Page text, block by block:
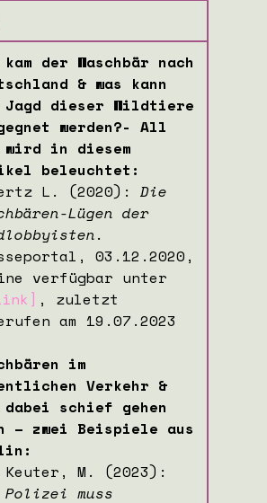
kam der Waschbär nach
& was kann
Jagd dieser Wildtiere
werden?- All
wird in diesem
beleuchtet:
L. (2020): Die
Lügen der
03.12.2020,
verfügbar unter
, zuletzt
am 19.07.2023
im
Verkehr &
dabei schief gehen
– zwei Beispiele aus
Keuter, M. (2023):
Polizei muss